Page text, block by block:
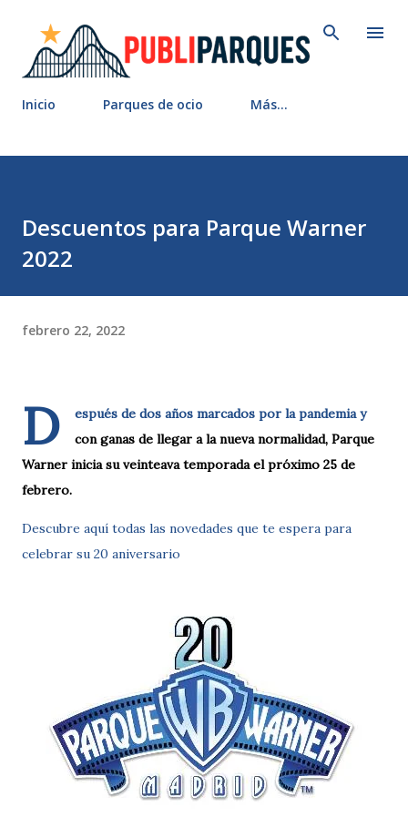
Inicio Parques de ocio Más…
Descuentos para Parque Warner
2022
febrero 22, 2022
D
espués de dos años marcados por la pandemia y
con ganas de llegar a la nueva normalidad, Parque
Warner inicia su veinteava temporada el próximo 25 de
febrero.
Descubre aquí todas las novedades que te espera para
celebrar su 20 aniversario